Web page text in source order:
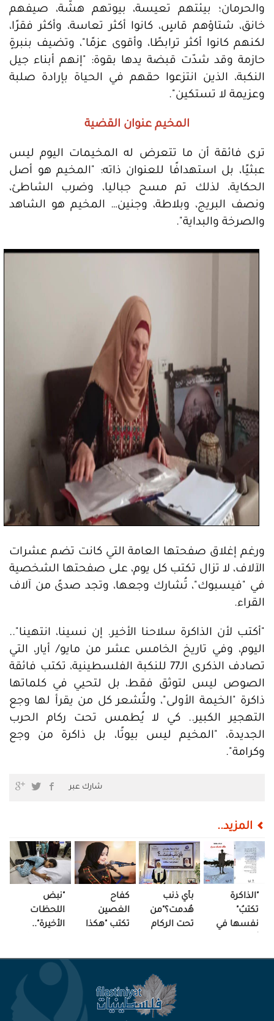
والحرمان؛ بيئتهم تعيسة، بيوتهم هشَّة، صيفهم
خانق، شتاؤهم قاسٍ، كانوا أكثر تعاسة، وأكثر فقرًا،
لكنهم كانوا أكثر ترابطًا، وأقوى عزمًا"، وتضيف بنبرةٍ
حازمة وقد شدّت قبضة يدها بقوة: "إنهم أبناء جيل
النكبة، الذين انتزعوا حقهم في الحياة بإرادة صلبة
وعزيمة لا تستكين".
المخيم عنوان القضية
ترى فائقة أن ما تتعرض له المخيمات اليوم ليس
عبثيًا، بل استهدافًا للعنوان ذاته: "المخيم هو أصل
الحكاية، لذلك تم مسح جباليا، وضرب الشاطئ،
ونصف البريج، وبلاطة، وجنين… المخيم هو الشاهد
والصرخة والبداية".
ورغم إغلاق صفحتها العامة التي كانت تضم عشرات
الآلاف، لا تزال تكتب كل يوم، على صفحتها الشخصية
في "فيسبوك"، تُشارك وجعها، وتجد صدىً من آلاف
القراء.
"أكتب لأن الذاكرة سلاحنا الأخير. إن نسينا، انتهينا"..
اليوم، وفي تاريخ الخامس عشر من مايو/ أيار، التي
تصادف الذكرى الـ77 للنكبة الفلسطينية، تكتب فائقة
الصوص ليس لتوثق فقط، بل لتحيي في كلماتها
ذاكرة "الخيمة الأولى"، ولتُشعر كل من يقرأ لها وجع
التهجير الكبير.. كي لا يُطمس تحت ركام الحرب
الجديدة، "المخيم ليس بيوتًا، بل ذاكرة من وجع
وكرامة".
شارك عبر
المزيد..
"الذاكرة
تكتبُ"
نفسها في
بأي ذنب
هُدمت؟"من
تحت الركام
حكاية الفقد"
كفاح
الغصين
تكتب "هكذا
"نبض
اللحظات
الأخيرة"..